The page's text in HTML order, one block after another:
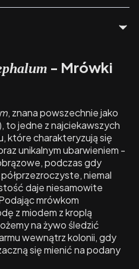
- Mrówki
, znana powszechnie jako
to jedne z najciekawszych
które charakteryzują się
unikalnym ubarwieniem -
podczas gdy
niemal
daje niesamowite
mrówkom
z miodem z kroplą
na żywo śledzić
wewnątrz kolonii, gdy
się mienić na podany